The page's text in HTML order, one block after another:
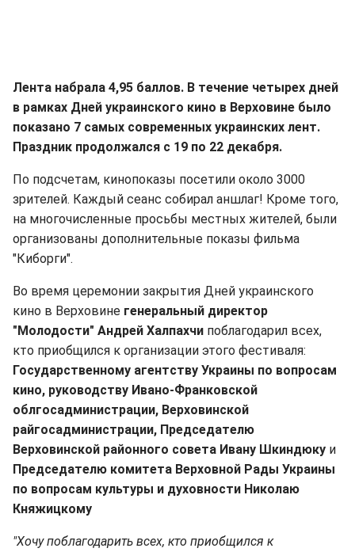
Лента набрала 4,95 баллов. В течение четырех дней
в рамках Дней украинского кино в Верховине было
показано 7 самых современных украинских лент.
Праздник продолжался с 19 по 22 декабря.
По подсчетам, кинопоказы посетили около 3000
зрителей. Каждый сеанс собирал аншлаг! Кроме того,
на многочисленные просьбы местных жителей, были
организованы дополнительные показы фильма
"Киборги".
Во время церемонии закрытия Дней украинского
кино в Верховине генеральный директор
"Молодости" Андрей Халпахчи поблагодарил всех,
кто приобщился к организации этого фестиваля:
Государственному агентству Украины по вопросам
кино, руководству Ивано-Франковской
облгосадминистрации, Верховинской
райгосадминистрации, Председателю
Верховинской районного совета Ивану Шкиндюку и
Председателю комитета Верховной Рады Украины
по вопросам культуры и духовности Николаю
Княжицкому
"Хочу поблагодарить всех, кто приобщился к